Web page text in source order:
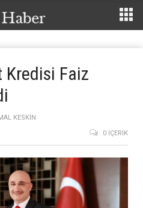
Kredisi Faiz
KESKIN
0 İÇERIK